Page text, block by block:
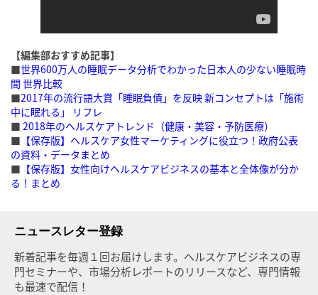
【編集部おすすめ記事】
■世界600万人の睡眠データ分析でわかった日本人の少ない睡眠時
間 世界比較
■2017年の流行語大賞「睡眠負債」を反映 新コンセプトは「施術
中に眠れる」 リフレ
■ 2018年のヘルスケアトレンド（健康・美容・予防医療）
■ 【保存版】ヘルスケア女性マーケティングに役立つ！政府公表
の資料・データまとめ
■ 【保存版】女性向けヘルスケアビジネスの基本と全体像が分か
る！まとめ
ニュースレター登録
新着記事を毎週１回お届けします。ヘルスケアビジネスの専
門セミナーや、市場分析レポートのリリースなど、専門情報
も最速で配信！